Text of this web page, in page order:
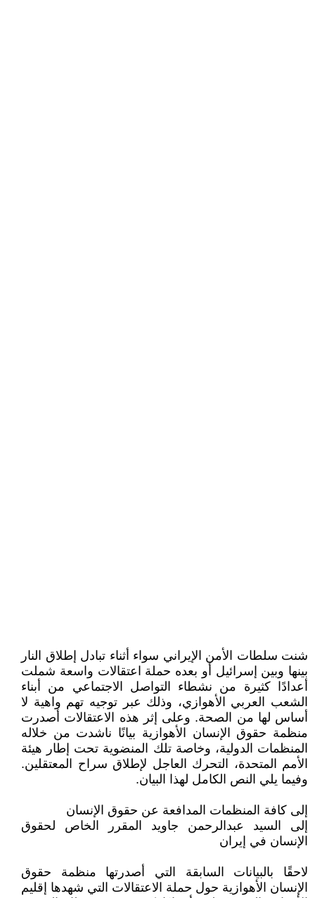
شنت سلطات الأمن الإيراني سواء أثناء تبادل إطلاق النار
بينها وبين إسرائيل أو بعده حملة اعتقالات واسعة شملت
أعدادًا كثيرة من نشطاء التواصل الاجتماعي من أبناء
الشعب العربي الأهوازي، وذلك عبر توجيه تهم واهية لا
أساس لها من الصحة. وعلى إثر هذه الاعتقالات أصدرت
منظمة حقوق الإنسان الأهوازية بيانًا ناشدت من خلاله
المنظمات الدولية، وخاصة تلك المنضوية تحت إطار هيئة
الأمم المتحدة، التحرك العاجل لإطلاق سراح المعتقلين.
وفيما يلي النص الكامل لهذا البيان.
إلى كافة المنظمات المدافعة عن حقوق الإنسان
إلى السيد عبدالرحمن جاويد المقرر الخاص لحقوق
الإنسان في إيران
لاحقًا بالبيانات السابقة التي أصدرتها منظمة حقوق
الإنسان الأهوازية حول حملة الاعتقالات التي شهدها إقليم